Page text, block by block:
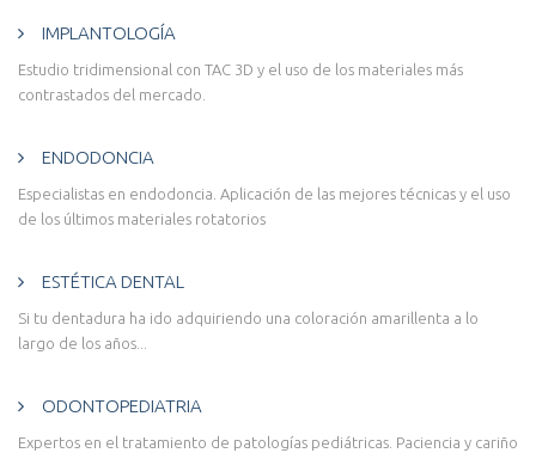
IMPLANTOLOGÍA
Estudio tridimensional con TAC 3D y el uso de los materiales más
contrastados del mercado.
ENDODONCIA
Especialistas en endodoncia. Aplicación de las mejores técnicas y el uso
de los últimos materiales rotatorios
ESTÉTICA DENTAL
Si tu dentadura ha ido adquiriendo una coloración amarillenta a lo
largo de los años...
ODONTOPEDIATRIA
Expertos en el tratamiento de patologías pediátricas. Paciencia y cariño